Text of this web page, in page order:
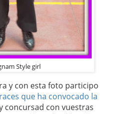
Style girl
y con esta foto participo
que ha convocado la
concursad con vuestras